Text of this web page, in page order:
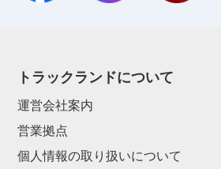
トラックランドについて
運営会社案内
営業拠点
個人情報の取り扱いについて